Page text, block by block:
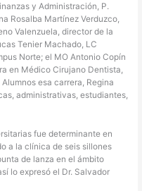
y Administración, P.
Rosalba Martínez Verduzco,
Valenzuela, director de la
Tenier Machado, LC
Norte; el MO Antonio Copín
en Médico Cirujano Dentista,
esa carrera, Regina
administrativas, estudiantes,
fue determinante en
a la clínica de seis sillones
de lanza en el ámbito
lo expresó el Dr. Salvador